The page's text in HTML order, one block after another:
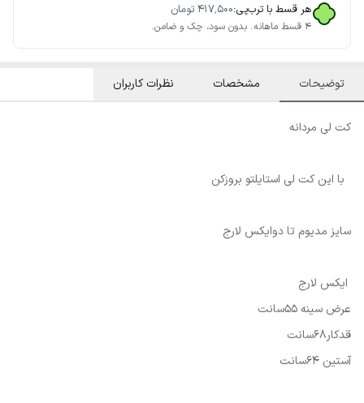
هر قسط با ترب‌پی:۴۱۷٬۵۰۰ تومان
۴ قسط ماهانه. بدون سود، چک و ضامن.
توضیحات مشخصات نظرات کاربران
کت لی مردانه
با این کت لی استایلتو بروزکن
سایز مدیوم تا دوایکس لارج
ایکس لارج
عرض سینه 55سانت
قدکار68سانت
آستین 64سانت